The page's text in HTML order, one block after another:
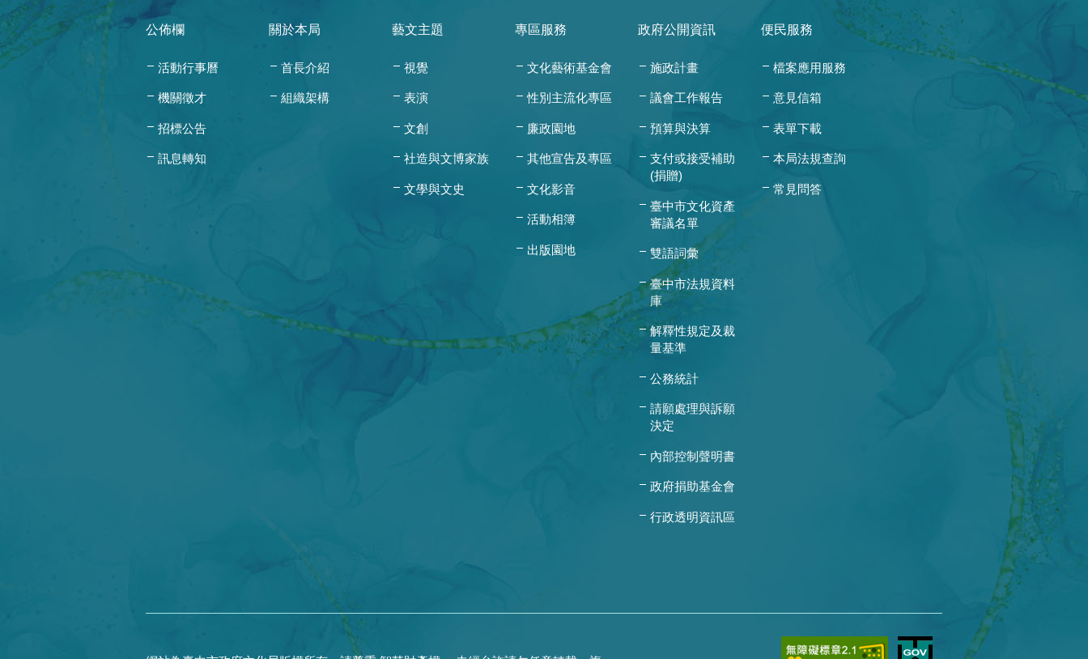
公佈欄
活動行事曆
機關徵才
招標公告
訊息轉知
關於本局
首長介紹
組織架構
藝文主題
視覺
表演
文創
社造與文博家族
文學與文史
專區服務
文化藝術基金會
性別主流化專區
廉政園地
其他宣告及專區
文化影音
活動相簿
出版園地
政府公開資訊
施政計畫
議會工作報告
預算與決算
支付或接受補助
(捐贈)
臺中市文化資產
審議名單
雙語詞彙
臺中市法規資料
庫
解釋性規定及裁
量基準
公務統計
請願處理與訴願
決定
內部控制聲明書
政府捐助基金會
行政透明資訊區
便民服務
檔案應用服務
意見信箱
表單下載
本局法規查詢
常見問答